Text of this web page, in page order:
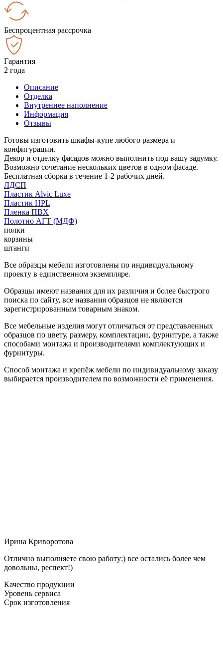
Беспроцентная рассрочка
Гарантия
2 года
Описание
Отделка
Внутреннее наполнение
Информация
Отзывы
Готовы изготовить шкафы-купе любого размера и
конфигурации.
Декор и отделку фасадов можно выполнить под вашу задумку.
Возможно сочетание нескольких цветов в одном фасаде.
Бесплатная сборка в течение 1-2 рабочих дней.
ЛДСП
Пластик Alvic Luxe
Пластик HPL
Пленка ПВХ
Полотно АГТ (МДФ)
полки
корзины
штанги
Все образцы мебели изготовлены по индивидуальному
проекту в единственном экземпляре.
Образцы имеют названия для их различия и более быстрого
поиска по сайту, все названия образцов не являются
зарегистрированным товарным знаком.
Все мебельные изделия могут отличаться от представленных
образцов по цвету, размеру, комплектации, фурнитуре, а также
способами монтажа и производителями комплектующих и
фурнитуры.
Способ монтажа и крепёж мебели по индивидуальному заказу
выбирается производителем по возможности её применения.
Ирина Криворотова
Отлично выполняете свою работу:) все остались более чем
довольны, респект!)
Качество продукции
Уровень сервиса
Срок изготовления